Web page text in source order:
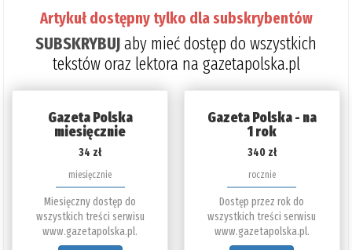
Artykuł dostępny tylko dla subskrybentów
SUBSKRYBUJaby mieć dostęp do wszystkich
tekstów oraz lektora na gazetapolska.pl
Gazeta Polska
miesięcznie
34 zł
miesięcznie
Miesięczny dostęp do
wszystkich treści serwisu
www.gazetapolska.pl.
Gazeta Polska - na
1 rok
340 zł
rocznie
Dostęp przez rok do
wszystkich treści serwisu
www.gazetapolska.pl.